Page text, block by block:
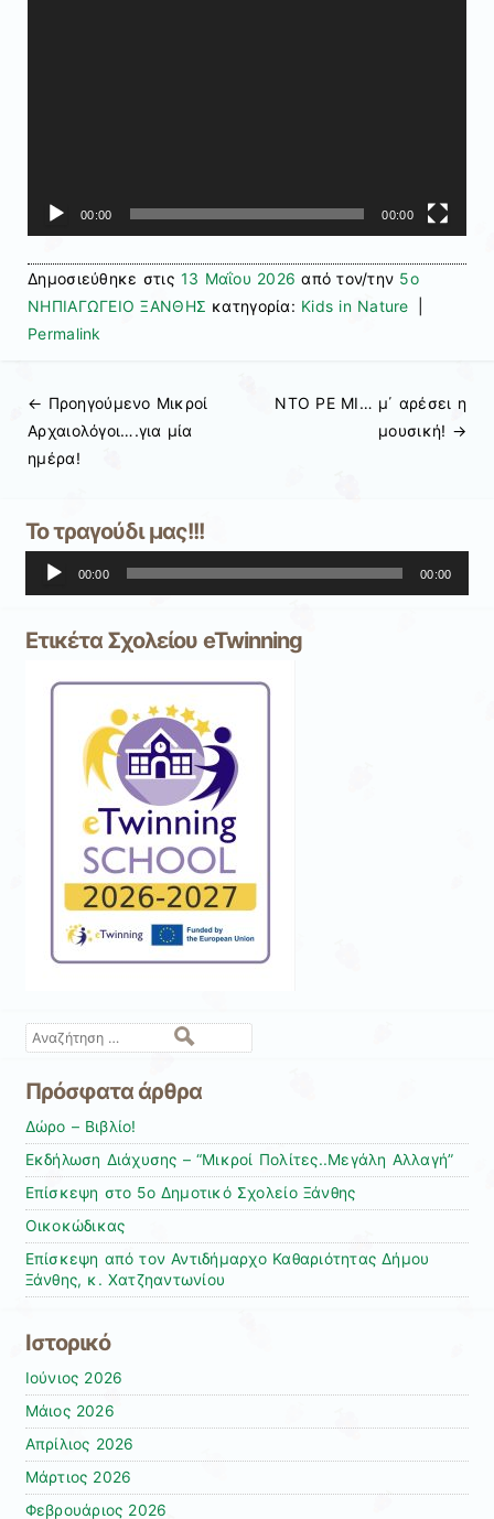
00:00 00:00
Δημοσιεύθηκε στις 13 Μαΐου 2026 από τον/την 5ο
ΝΗΠΙΑΓΩΓΕΙΟ ΞΑΝΘΗΣ κατηγορία: Kids in Nature
Permalink
Πλοήγηση άρθρων
← Προηγούμενo Μικροί
Αρχαιολόγοι….για μία
ημέρα!
ΝΤΟ ΡΕ ΜΙ… μ΄ αρέσει η
μουσική! →
Το τραγούδι μας!!!
00:00 00:00
Ετικέτα Σχολείου eTwinning
Αναζήτηση
Πρόσφατα άρθρα
Δώρο – Βιβλίο!
Εκδήλωση Διάχυσης – “Μικροί Πολίτες..Μεγάλη Αλλαγή”
Επίσκεψη στο 5ο Δημοτικό Σχολείο Ξάνθης
Οικοκώδικας
Επίσκεψη από τον Αντιδήμαρχο Καθαριότητας Δήμου
Ξάνθης, κ. Χατζηαντωνίου
Ιστορικό
Ιούνιος 2026
Μάιος 2026
Απρίλιος 2026
Μάρτιος 2026
Φεβρουάριος 2026